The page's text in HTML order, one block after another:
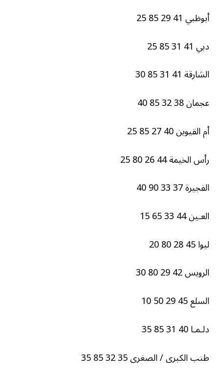
أبوظبي 41 29 85 25
دبي 41 31 85 25
الشارقة 41 31 85 30
عجمان 38 32 85 40
أم القيوين 40 27 85 25
رأس الخيمة 44 26 80 25
الفجيرة 37 33 90 40
العـين 44 33 65 15
ليوا 45 28 80 20
الرويس 42 29 80 30
السلع 45 29 50 10
دلـمـا 40 31 85 35
طنب الكبرى / الصغرى 35 32 85 35